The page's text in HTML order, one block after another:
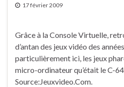
17 février 2009
Grâce à la Console Virtuelle,
d’antan des jeux vidéo des
particulièrement ici, les jeux
micro-ordinateur qu’était le C-
Source:Jeuxvideo.Com.